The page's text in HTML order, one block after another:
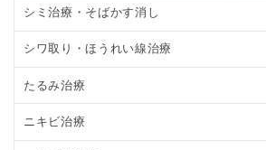
シミ治療・そばかす消し
シワ取り・ほうれい線治療
たるみ治療
ニキビ治療